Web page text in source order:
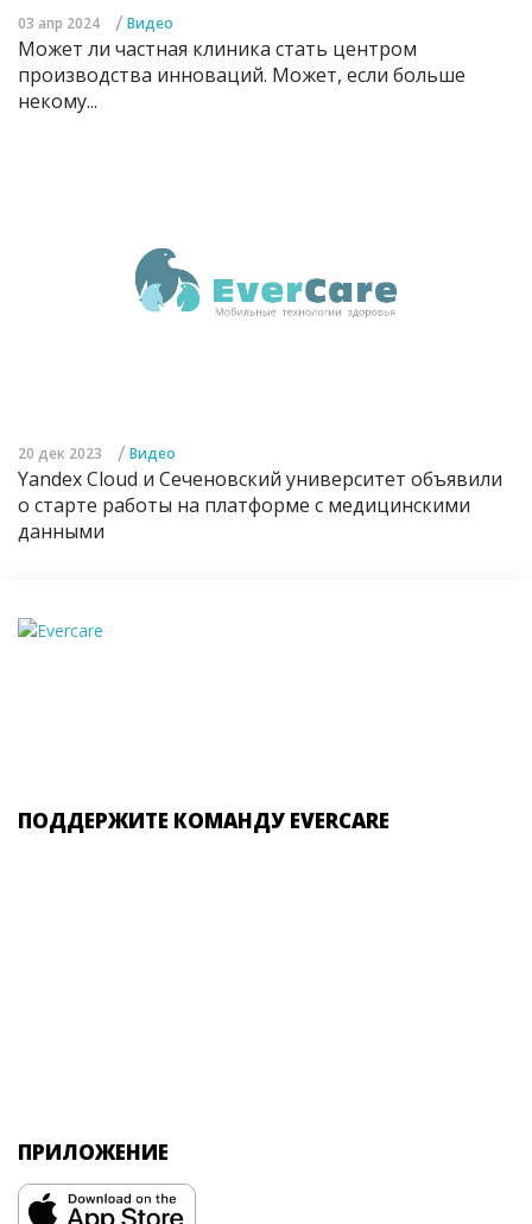
03 апр 2024 / Видео
Может ли частная клиника стать центром
производства инноваций. Может, если больше
некому...
20 дек 2023 / Видео
Yandex Cloud и Сеченовский университет объявили
о старте работы на платформе с медицинскими
данными
ПОДДЕРЖИТЕ КОМАНДУ EVERCARE
ПРИЛОЖЕНИЕ